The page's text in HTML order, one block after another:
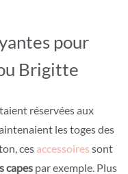
pour
Brigitte
réservées aux
les toges des
ces accessoires sont
capes par exemple. Plus